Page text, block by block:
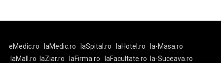
eMedic.ro laMedic.ro laSpital.ro laHotel.ro
la-Masa.ro
laMall.ro
laZiar.ro laFirma.ro laFacultate.ro
la-Suceava.ro